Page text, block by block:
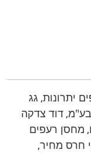
יתרונות, גג
, דוד צדקה
, מחסן רעפים
חרס מחיר,